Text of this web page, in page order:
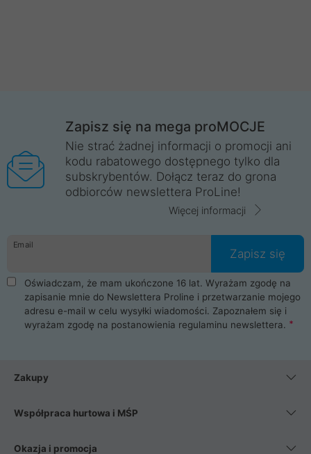
Zapisz się na mega proMOCJE
Nie strać żadnej informacji o promocji ani
kodu rabatowego dostępnego tylko dla
subskrybentów. Dołącz teraz do grona
odbiorców newslettera ProLine!
Więcej informacji
Email
Zapisz się
Oświadczam, że mam ukończone 16 lat. Wyrażam zgodę na
zapisanie mnie do Newslettera Proline i przetwarzanie mojego
adresu e-mail w celu wysyłki wiadomości. Zapoznałem się i
wyrażam zgodę na postanowienia regulaminu newslettera.
Zakupy
Współpraca hurtowa i MŚP
Okazja i promocja